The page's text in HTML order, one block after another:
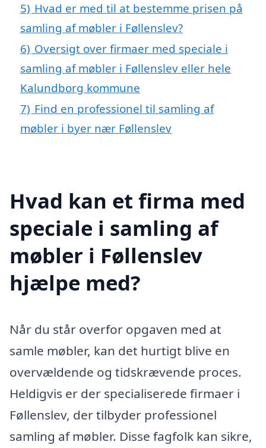
5) Hvad er med til at bestemme prisen på
samling af møbler i Føllenslev?
6) Oversigt over firmaer med speciale i
samling af møbler i Føllenslev eller hele
Kalundborg kommune
7) Find en professionel til samling af
møbler i byer nær Føllenslev
Hvad kan et firma med
speciale i samling af
møbler i Føllenslev
hjælpe med?
Når du står overfor opgaven med at
samle møbler, kan det hurtigt blive en
overvældende og tidskrævende proces.
Heldigvis er der specialiserede firmaer i
Føllenslev, der tilbyder professionel
samling af møbler. Disse fagfolk kan sikre,